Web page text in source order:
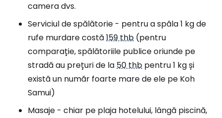
camera dvs.
Serviciul de spălătorie - pentru a spăla 1 kg de
rufe murdare costă159 thb (pentru
comparație, spălătoriile publice oriunde pe
stradă au prețuri de la50 thb pentru 1 kg și
există un număr foarte mare de ele pe Koh
Samui)
Masaje - chiar pe plaja hotelului, lângă piscină,